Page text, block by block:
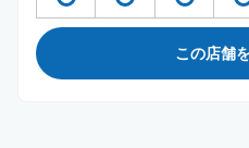
この店舗